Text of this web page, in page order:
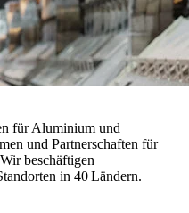
für Aluminium und
und Partnerschaften für
beschäftigen
in 40 Ländern.